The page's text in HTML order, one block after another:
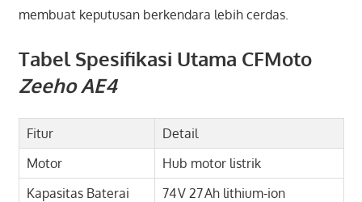
membuat keputusan berkendara lebih cerdas.
Tabel Spesifikasi Utama CFMoto
Zeeho AE4
Fitur
Detail
Motor
Hub motor listrik
Kapasitas Baterai
74 V 27 Ah lithium-ion